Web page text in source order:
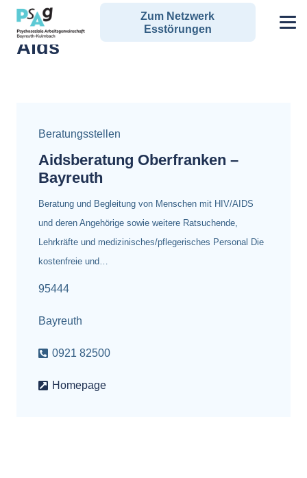
Zum Netzwerk
Esstörungen
Alle Angebote zum Schlagwort:
Aids
Beratungsstellen
Aidsberatung Oberfranken –
Bayreuth
Beratung und Begleitung von Menschen mit HIV/AIDS
und deren Angehörige sowie weitere Ratsuchende,
Lehrkräfte und medizinisches/pflegerisches Personal Die
kostenfreie und…
95444
Bayreuth
0921 82500
Homepage